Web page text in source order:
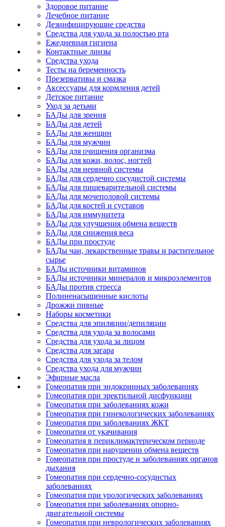
Здоровое питание
Лечебное питание
Дезинфицирующие средства
Средства для ухода за полостью рта
Ежедневная гигиена
Контактные линзы
Средства ухода
Тесты на беременность
Презервативы и смазка
Аксессуары для кормления детей
Детское питание
Уход за детьми
БАДы для зрения
БАДы для детей
БАДы для женщин
БАДы для мужчин
БАДы для очищения организма
БАДы для кожи, волос, ногтей
БАДы для нервной системы
БАДы для сердечно сосудистой системы
БАДы для пищеварительной системы
БАДы для мочеполовой системы
БАДы для костей и суставов
БАДы для иммунитета
БАДы для улучшения обмена веществ
БАДы для снижения веса
БАДы при простуде
БАДы чаи, лекарственные травы и растительное
сырье
БАДы источники витаминов
БАДы источники минералов и микроэлементов
БАДы против стресса
Полиненасыщенные кислоты
Дрожжи пивные
Наборы косметики
Средства для эпиляции/депиляции
Средства для ухода за волосами
Средства для ухода за лицом
Средства для загара
Средства для ухода за телом
Средства ухода для мужчин
Эфирные масла
Гомеопатия при эндокринных заболеваниях
Гомеопатия при эректильной дисфункции
Гомеопатия при заболеваниях кожи
Гомеопатия при гинекологических заболеваниях
Гомеопатия при заболеваниях ЖКТ
Гомеопатия от укачивания
Гомеопатия в периклимактерическом периоде
Гомеопатия при нарушении обмена веществ
Гомеопатия при простуде и заболеваниях органов
дыхания
Гомеопатия при сердечно-сосудистых
заболеваниях
Гомеопатия при урологических заболеваниях
Гомеопатия при заболеваниях опорно-
двигательной системы
Гомеопатия при неврологических заболеваниях